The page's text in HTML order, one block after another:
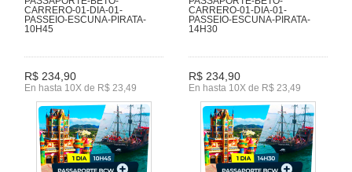
CARRERO-01-DIA-01-
PASSEIO-ESCUNA-PIRATA-
10H45
R$ 234,90
En hasta 10X de R$ 23,49
CARRERO-01-DIA-01-
PASSEIO-ESCUNA-PIRATA-
14H30
R$ 234,90
En hasta 10X de R$ 23,49